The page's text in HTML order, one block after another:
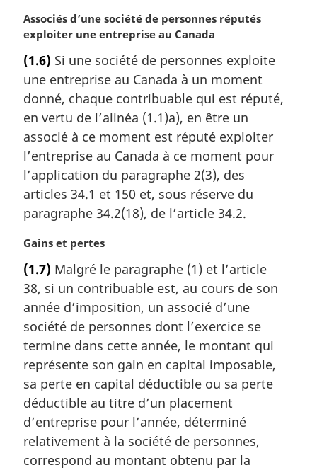
a
l
e
:
N
o
e
m
a
r
i
n
a
l
:
Associés d’une société de personnes réputés
exploiter une entreprise au Canada
(1.6) Si une société de personnes exploite
une entreprise au Canada à un moment
donné, chaque contribuable qui est réputé,
en vertu de l’alinéa (1.1)a), en être un
associé à ce moment est réputé exploiter
l’entreprise au Canada à ce moment pour
l’application du paragraphe 2(3), des
articles 34.1 et 150 et, sous réserve du
paragraphe 34.2(18), de l’article 34.2.
N
t
e
m
a
g
i
n
a
e
:
Gains et pertes
(1.7) Malgré le paragraphe (1) et l’article
38, si un contribuable est, au cours de son
année d’imposition, un associé d’une
société de personnes dont l’exercice se
termine dans cette année, le montant qui
représente son gain en capital imposable,
sa perte en capital déductible ou sa perte
déductible au titre d’un placement
d’entreprise pour l’année, déterminé
relativement à la société de personnes,
correspond au montant obtenu par la